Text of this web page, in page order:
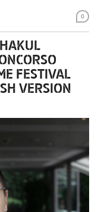
0
FESTIVAL
VERSION